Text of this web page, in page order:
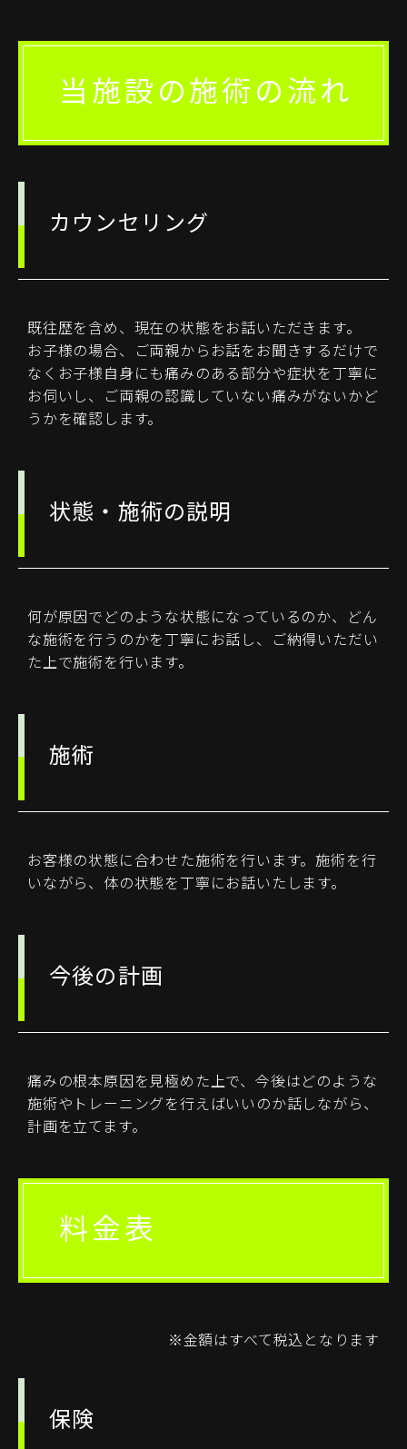
当施設の施術の流れ
カウンセリング
既往歴を含め、現在の状態をお話いただきます。
お子様の場合、ご両親からお話をお聞きするだけで
なくお子様自身にも痛みのある部分や症状を丁寧に
お伺いし、ご両親の認識していない痛みがないかど
うかを確認します。
状態・施術の説明
何が原因でどのような状態になっているのか、どん
な施術を行うのかを丁寧にお話し、ご納得いただい
た上で施術を行います。
施術
お客様の状態に合わせた施術を行います。施術を行
いながら、体の状態を丁寧にお話いたします。
今後の計画
痛みの根本原因を見極めた上で、今後はどのような
施術やトレーニングを行えばいいのか話しながら、
計画を立てます。
料金表
※金額はすべて税込となります
保険